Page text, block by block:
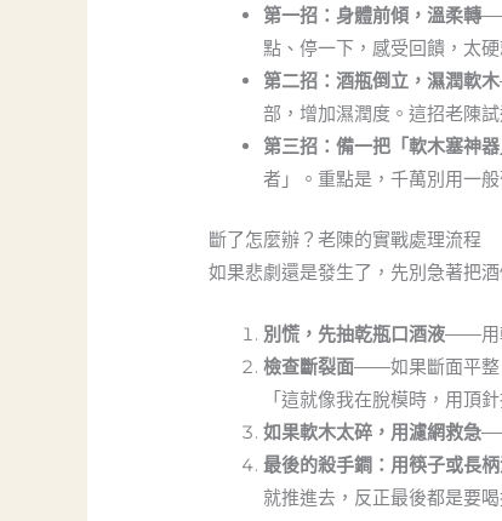
第一招：身體前傾，溫柔轉
點、停一下，感受回饋，太硬
第二招：酒瓶倒立，濕潤軟木
部，增加濕潤度。這招老陳
第三招：備一把「軟木塞神
者」。重點是，千萬別用一
斷了怎麼辦？老陳的實戰處理流程
如果悲劇還是發生了，先別急著把
別慌，先抽乾瓶口酒液——用
檢查斷裂面——如果斷面平整
「這就像我在脫模時，用頂
如果軟木太碎，用濾網救急
最後的殺手鐧：用筷子或長
就推進去，反正最後都是要